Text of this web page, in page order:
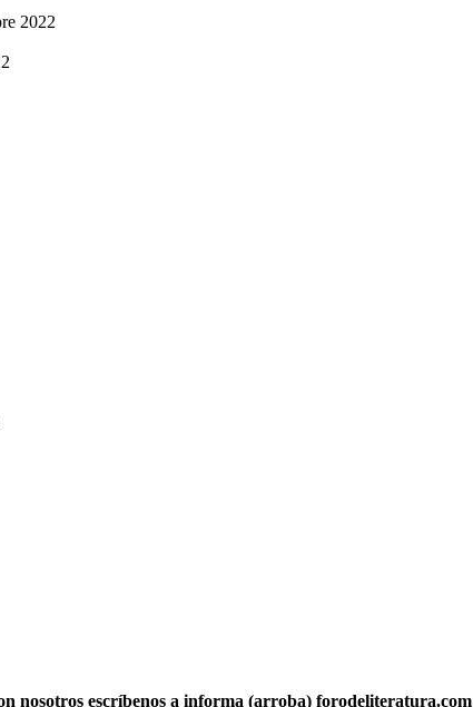
2022
nosotros escríbenos a informa (arroba) forodeliteratura.com